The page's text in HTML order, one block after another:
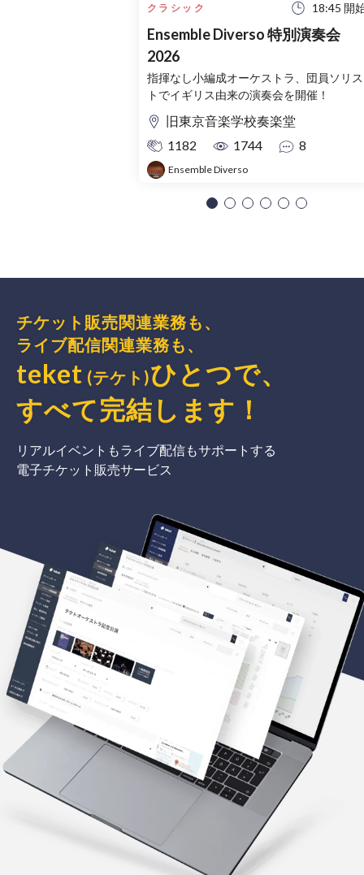
クラシック 18:45 開
Ensemble Diverso 特別演奏会
2026
指揮なし小編成オーケストラ、団員ソリス
トでイギリス由来の演奏会を開催！
旧東京音楽学校奏楽堂
1182
1744 8
Ensemble Diverso
チケット販売関連業務も、
ライブ配信関連業務も、
teket (テケト)ひとつで、
すべて完結 します ！
リアルイベントもライブ配信もサポートする
電子チケット販売サービス